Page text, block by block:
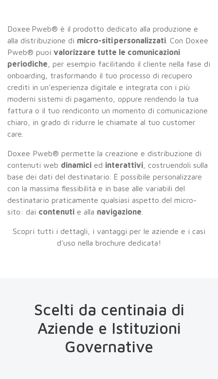
Doxee Pweb® è il prodotto dedicato alla produzione e
alla distribuzione di micro-siti personalizzati Con Doxee
Pweb® puoi valorizzare tutte le comunicazioni
periodiche , per esempio facilitando il cliente nella fase di
onboarding, trasformando il tuo processo di recupero
crediti in un’esperienza digitale e integrata con i più
moderni sistemi di pagamento, oppure rendendo la tua
fattura o il tuo rendiconto un momento di comunicazione
chiaro, in grado di ridurre le chiamate al tuo customer
care.
Doxee Pweb® permette la creazione e distribuzione di
contenuti web dinamici ed interattivi , costruendoli sulla
base dei dati del destinatario. È possibile personalizzare
con la massima flessibilità e in base alle variabili del
destinatario praticamente qualsiasi aspetto del micro-
sito: dai contenuti e alla navigazione
Scopri tutti i dettagli, i vantaggi per le aziende e i casi
d'uso nella brochure dedicata!
Scelti da centinaia di
Aziende e Istituzioni
Governative